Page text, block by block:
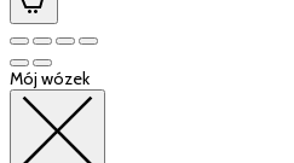
Mój wózek